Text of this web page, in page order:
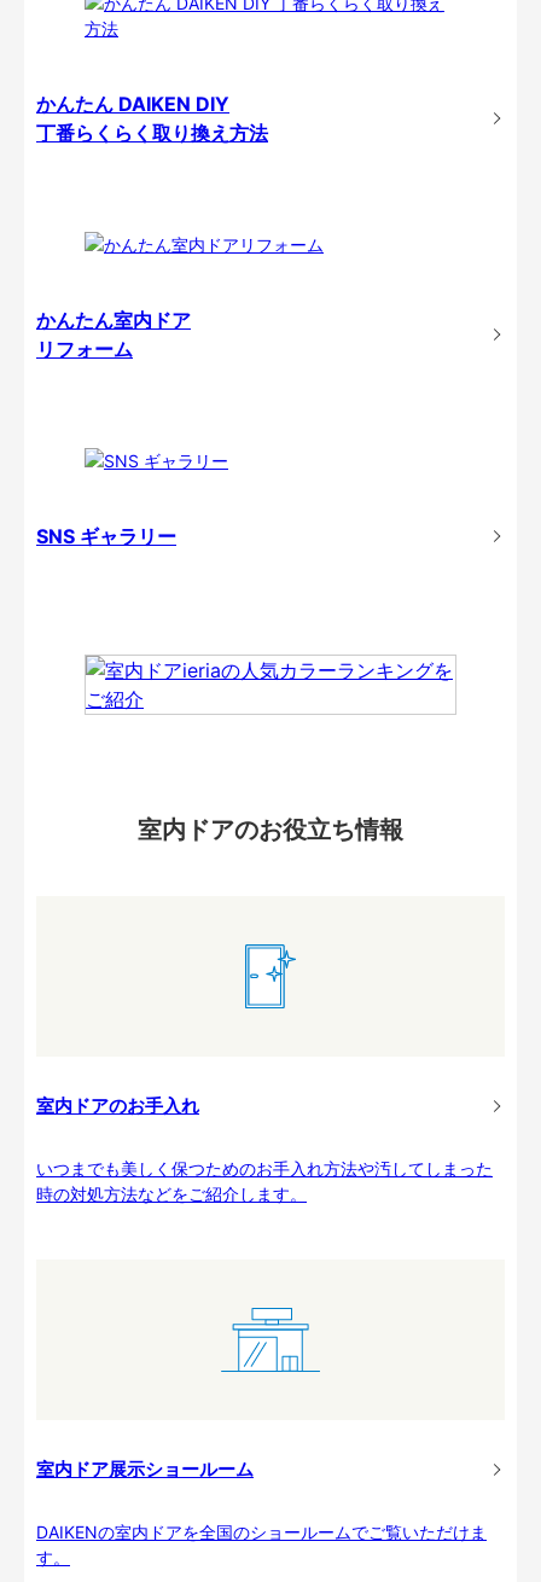
かんたん DAIKEN DIY
丁番らくらく取り換え方法
かんたん室内ドア
リフォーム
SNS ギャラリー
室内ドアのお役立ち情報
室内ドアのお手入れ
いつまでも美しく保つためのお手入れ方法や汚してしまった
時の対処方法などをご紹介します。
室内ドア展示ショールーム
DAIKENの室内ドアを全国のショールームでご覧いただけま
す。